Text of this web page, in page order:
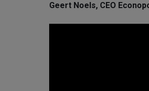
Geert Noels, CEO